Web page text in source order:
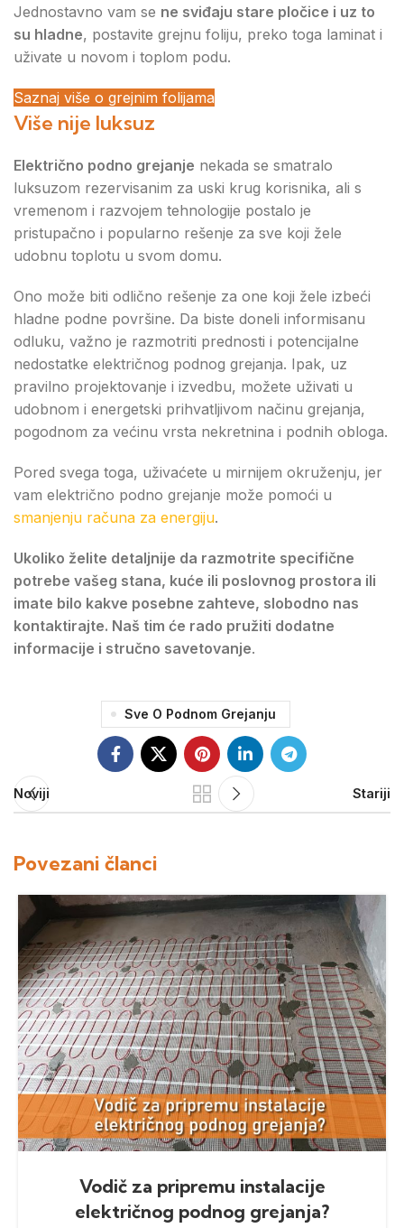
Jednostavno vam se ne sviđaju stare pločice i uz to
su hladne, postavite grejnu foliju, preko toga laminat i
uživate u novom i toplom podu.
Saznaj više o grejnim folijama
Više nije luksuz
Električno podno grejanje nekada se smatralo
luksuzom rezervisanim za uski krug korisnika, ali s
vremenom i razvojem tehnologije postalo je
pristupačno i popularno rešenje za sve koji žele
udobnu toplotu u svom domu.
Ono može biti odlično rešenje za one koji žele izbeći
hladne podne površine. Da biste doneli informisanu
odluku, važno je razmotriti prednosti i potencijalne
nedostatke električnog podnog grejanja. Ipak, uz
pravilno projektovanje i izvedbu, možete uživati u
udobnom i energetski prihvatljivom načinu grejanja,
pogodnom za većinu vrsta nekretnina i podnih obloga.
Pored svega toga, uživaćete u mirnijem okruženju, jer
vam električno podno grejanje može pomoći u
smanjenju računa za energiju.
Ukoliko želite detaljnije da razmotrite specifične
potrebe vašeg stana, kuće ili poslovnog prostora ili
imate bilo kakve posebne zahteve, slobodno nas
kontaktirajte. Naš tim će rado pružiti dodatne
informacije i stručno savetovanje.
Sve O Podnom Grejanju
Noviji Stariji
Povezani članci
Vodič za pripremu instalacije
električnog podnog grejanja?